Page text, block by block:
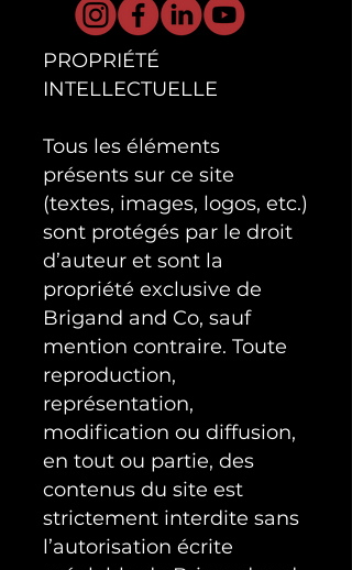
PROPRIÉTÉ
INTELLECTUELLE
Tous les éléments
présents sur ce site
(textes, images, logos, etc.)
sont protégés par le droit
d’auteur et sont la
propriété exclusive de
Brigand and Co, sauf
mention contraire. Toute
reproduction,
représentation,
modification ou diffusion,
en tout ou partie, des
contenus du site est
strictement interdite sans
l’autorisation écrite